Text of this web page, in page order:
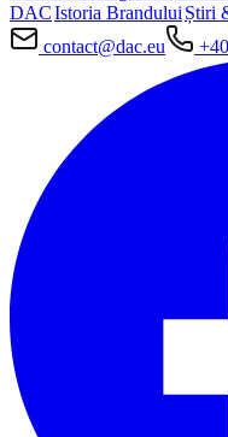
DACIstoria Brandului Știri
contact@dac.eu